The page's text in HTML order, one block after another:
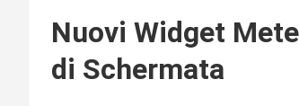
Nuovi Widget
di Schermata